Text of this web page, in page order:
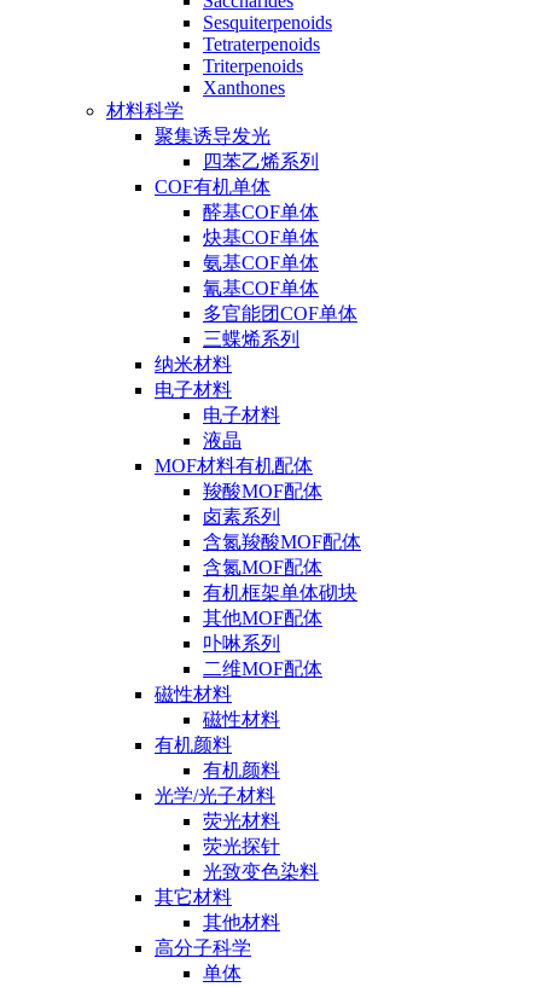
Sesquiterpenoids
Tetraterpenoids
Triterpenoids
Xanthones
材料科学
聚集诱导发光
四苯乙烯系列
COF有机单体
醛基COF单体
炔基COF单体
氨基COF单体
氰基COF单体
多官能团COF单体
三蝶烯系列
纳米材料
电子材料
电子材料
液晶
MOF材料有机配体
羧酸MOF配体
卤素系列
含氮羧酸MOF配体
含氮MOF配体
有机框架单体砌块
其他MOF配体
卟啉系列
二维MOF配体
磁性材料
磁性材料
有机颜料
有机颜料
光学/光子材料
荧光材料
荧光探针
光致变色染料
其它材料
其他材料
高分子科学
单体